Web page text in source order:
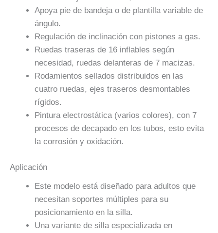
Apoya pie de bandeja o de plantilla variable de
ángulo.
Regulación de inclinación con pistones a gas.
Ruedas traseras de 16 inflables según
necesidad, ruedas delanteras de 7 macizas.
Rodamientos sellados distribuidos en las
cuatro ruedas, ejes traseros desmontables
rígidos.
Pintura electrostática (varios colores), con 7
procesos de decapado en los tubos, esto evita
la corrosión y oxidación.
Aplicación
Este modelo está diseñado para adultos que
necesitan soportes múltiples para su
posicionamiento en la silla.
Una variante de silla especializada en